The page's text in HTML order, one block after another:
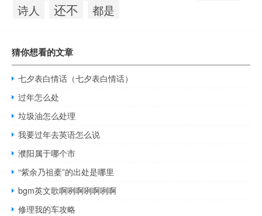
诗人 还不 都是
猜你想看的文章
七夕表白情话（七夕表白情话）
过年怎么处
垃圾油怎么处理
我要过年去英语怎么说
濮阳属于哪个市
“紫余乃祖橐”的出处是哪里
bgm英文歌啊咧啊咧啊咧啊
修理我的车攻略